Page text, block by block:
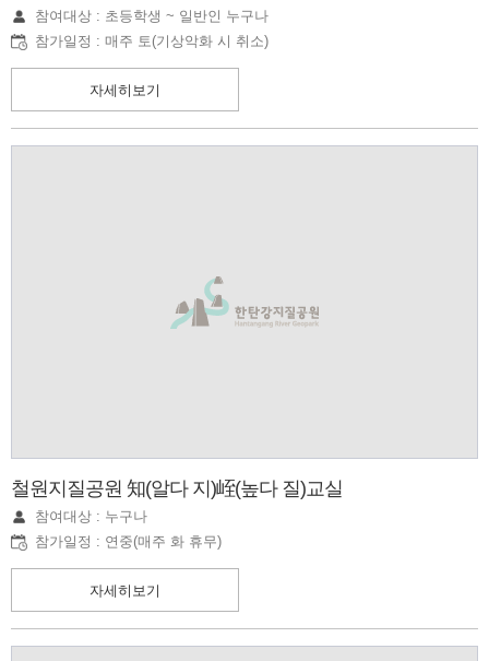
참여대상 : 초등학생 ~ 일반인 누구나
참가일정 : 매주 토(기상악화 시 취소)
자세히보기
철원지질공원 知(알다 지)峌(높다 질)교실
참여대상 : 누구나
참가일정 : 연중(매주 화 휴무)
자세히보기